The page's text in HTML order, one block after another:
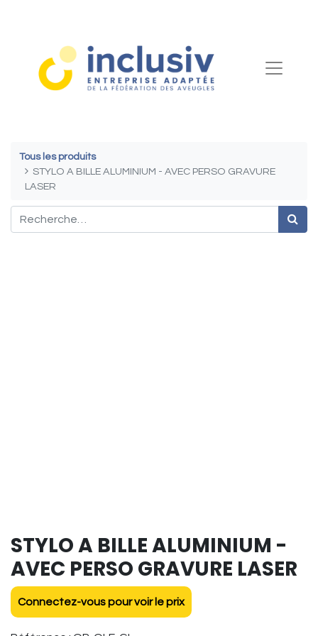
Tous les produits
STYLO A BILLE ALUMINIUM - AVEC PERSO GRAVURE
LASER
STYLO A BILLE ALUMINIUM -
AVEC PERSO GRAVURE LASER
Connectez-vous pour voir le prix